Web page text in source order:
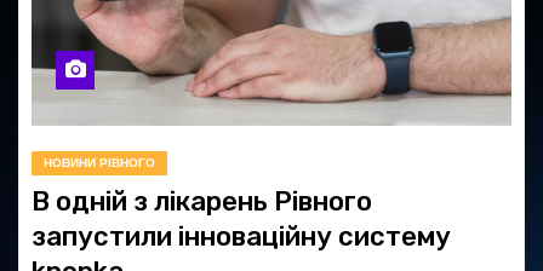
НОВИНИ РІВНОГО
В одній з лікарень Рівного
запустили інноваційну систему